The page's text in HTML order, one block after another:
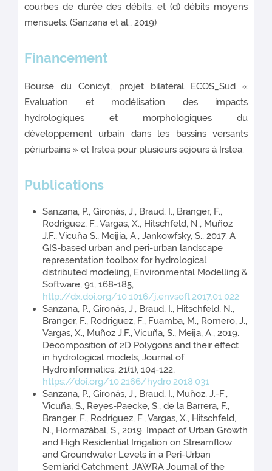
courbes de durée des débits, et (d) débits moyens
mensuels. (Sanzana et al., 2019)
Financement
Bourse du Conicyt, projet bilatéral ECOS_Sud «
Evaluation et modélisation des impacts
hydrologiques et morphologiques du
développement urbain dans les bassins versants
périurbains » et Irstea pour plusieurs séjours à Irstea.
Publications
Sanzana, P., Gironás, J., Braud, I., Branger, F.,
Rodriguez, F., Vargas, X., Hitschfeld, N., Muñoz
J.F., Vicuña S., Meijia, A., Jankowfsky, S., 2017. A
GIS-based urban and peri-urban landscape
representation toolbox for hydrological
distributed modeling, Environmental Modelling &
Software, 91, 168-185,
http://dx.doi.org/10.1016/j.envsoft.2017.01.022
Sanzana, P., Gironás, J., Braud, I., Hitschfeld, N.,
Branger, F., Rodriguez, F., Fuamba, M., Romero, J.,
Vargas, X., Muñoz J.F., Vicuña, S., Meija, A., 2019.
Decomposition of 2D Polygons and their effect
in hydrological models, Journal of
Hydroinformatics, 21(1), 104-122,
https://doi.org/10.2166/hydro.2018.031
Sanzana, P., Gironás, J., Braud, I., Muñoz, J.-F.,
Vicuña, S., Reyes-Paecke, S., de la Barrera, F.,
Branger, F., Rodríguez, F., Vargas, X., Hitschfeld,
N., Hormazábal, S., 2019. Impact of Urban Growth
and High Residential Irrigation on Streamflow
and Groundwater Levels in a Peri-Urban
Semiarid Catchment. JAWRA Journal of the